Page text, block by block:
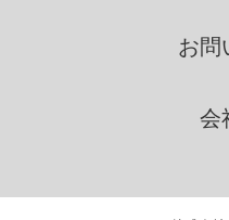
本人の同意を
お問
会